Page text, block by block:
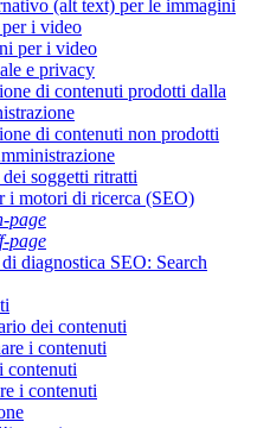
(alt text) per le immagini
i video
per i video
e privacy
di contenuti prodotti dalla
di contenuti non prodotti
soggetti ritratti
i motori di ricerca (SEO)
page
page
diagnostica SEO: Search
dei contenuti
i contenuti
contenuti
i contenuti